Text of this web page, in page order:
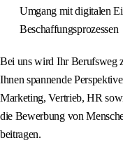
Umgang mit digitalen
Beschaffungsprozessen
Bei uns wird Ihr Berufsweg
Ihnen spannende
Marketing, Vertrieb, HR
die Bewerbung von
beitragen.